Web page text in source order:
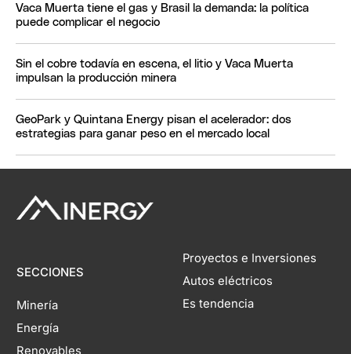
Vaca Muerta tiene el gas y Brasil la demanda: la política
puede complicar el negocio
Sin el cobre todavía en escena, el litio y Vaca Muerta
impulsan la producción minera
GeoPark y Quintana Energy pisan el acelerador: dos
estrategias para ganar peso en el mercado local
SECCIONES
Minería
Energía
Renovables
Proyectos e Inversiones
Autos eléctricos
Es tendencia